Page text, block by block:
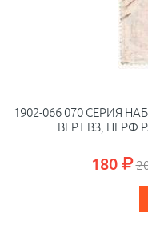
1902-066 070 СЕРИЯ
ВЕРТ ВЗ, ПЕРФ
180